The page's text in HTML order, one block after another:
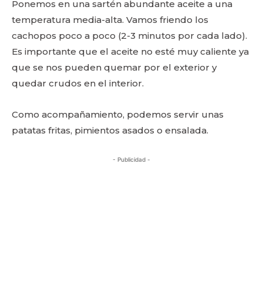
Ponemos en una sartén abundante aceite a una
temperatura media-alta. Vamos friendo los
cachopos poco a poco (2-3 minutos por cada lado).
Es importante que el aceite no esté muy caliente ya
que se nos pueden quemar por el exterior y
quedar crudos en el interior.
Como acompañamiento, podemos servir unas
patatas fritas, pimientos asados o ensalada.
- Publicidad -